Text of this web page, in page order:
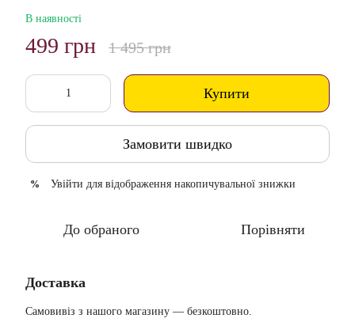
В наявності
499 грн 1 495 грн
Купити
Замовити швидко
% Увійти для відображення накопичувальної знижки
До обраного Порівняти
Доставка
Самовивіз з нашого магазину — безкоштовно.